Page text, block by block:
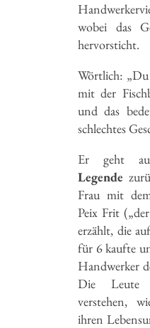
wobei das
hervorsticht.
Wörtlich: „Du
mit der
und das
schlechtes
Er geht
Legende
Frau mit
Peix Frit
erzählt, die
für 6 kaufte
Handwerker
Die Leute
verstehen,
ihren